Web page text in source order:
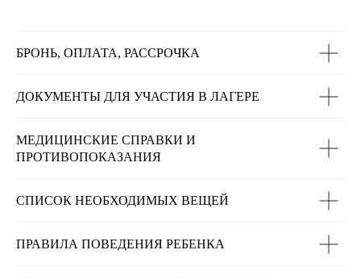
БРОНЬ, ОПЛАТА, РАССРОЧКА
ДОКУМЕНТЫ ДЛЯ УЧАСТИЯ В ЛАГЕРЕ
МЕДИЦИНСКИЕ СПРАВКИ И
ПРОТИВОПОКАЗАНИЯ
СПИСОК НЕОБХОДИМЫХ ВЕЩЕЙ
ПРАВИЛА ПОВЕДЕНИЯ РЕБЕНКА